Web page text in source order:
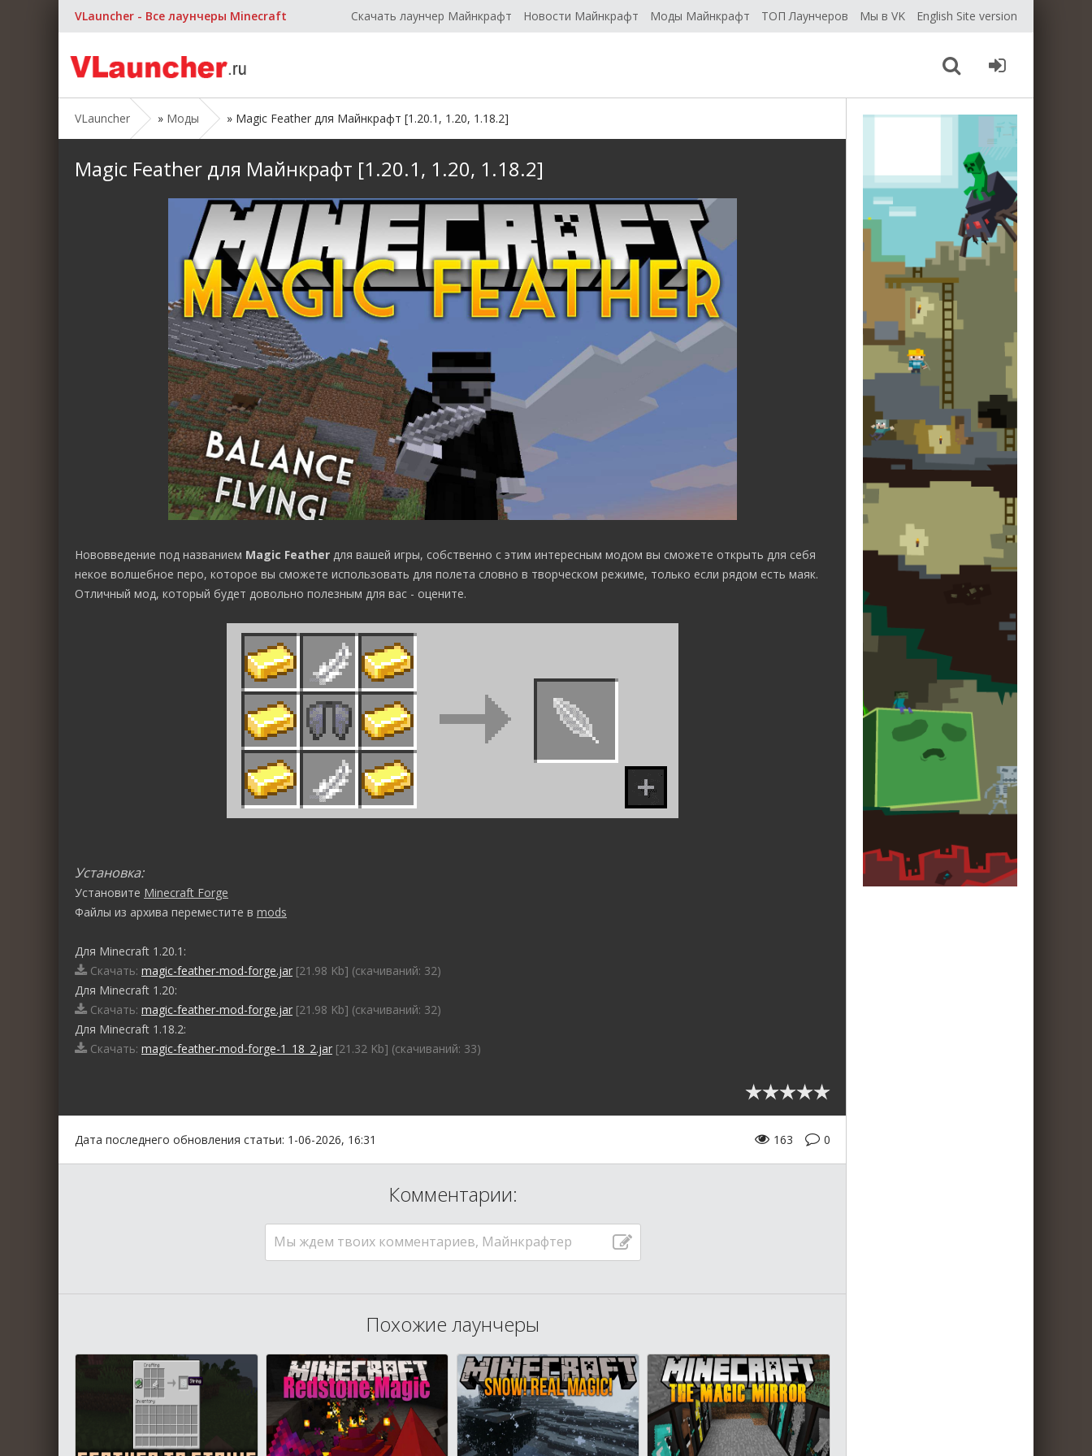
VLauncher - Все лаунчеры Minecraft Скачать лаунчер Майнкрафт Новости Майнкрафт Моды Майнкрафт ТОП Лаунчеров Мы в VK English Site version
VLauncher » Моды » Magic Feather для Майнкрафт [1.20.1, 1.20, 1.18.2]
Magic Feather для Майнкрафт [1.20.1, 1.20, 1.18.2]
Нововведение под названием Magic Feather для вашей игры, собственно с этим интересным модом вы сможете открыть для себя
некое волшебное перо, которое вы сможете использовать для полета словно в творческом режиме, только если рядом есть маяк.
Отличный мод, который будет довольно полезным для вас - оцените.
Установка:
Установите Minecraft Forge
Файлы из архива переместите в mods
Для Minecraft 1.20.1:
Скачать: magic-feather-mod-forge.jar [21.98 Kb] (cкачиваний: 32)
Для Minecraft 1.20:
Скачать: magic-feather-mod-forge.jar [21.98 Kb] (cкачиваний: 32)
Для Minecraft 1.18.2:
Скачать: magic-feather-mod-forge-1_18_2.jar [21.32 Kb] (cкачиваний: 33)
Дата последнего обновления статьи: 1-06-2026, 16:31 0
163
Комментарии:
Мы ждем твоих комментариев, Майнкрафтер
Похожие лаунчеры